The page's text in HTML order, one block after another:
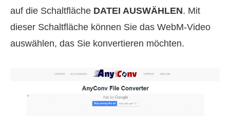
auf die Schaltfläche DATEI AUSWÄHLEN. Mit
dieser Schaltfläche können Sie das WebM‑Video
auswählen, das Sie konvertieren möchten.